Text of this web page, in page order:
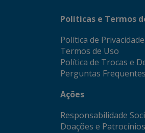
Politicas e Termos
Política de Privacidade
Termos de Uso
Política de Trocas e
Perguntas Frequentes
Ações
Responsabilidade
Doações e Patrocínios